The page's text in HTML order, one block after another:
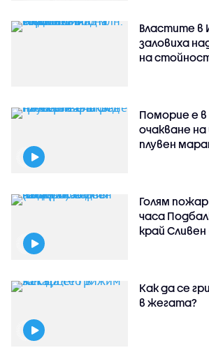
Властите в
заловиха
на
Поморие е
очакване
плувен
Голям
часа
край
Как да се
в жегата?